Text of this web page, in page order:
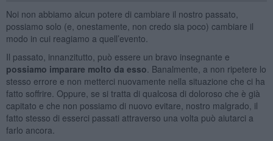
Noi non abbiamo alcun potere di cambiare il nostro passato,
possiamo solo (e, onestamente, non credo sia poco) cambiare il
modo in cui reagiamo a quell’evento.
Il passato, innanzitutto, può essere un bravo insegnante e
possiamo imparare molto da esso . Banalmente, a non ripetere lo
stesso errore e non metterci nuovamente nella situazione che ci ha
fatto soffrire. Oppure, se si tratta di qualcosa di doloroso che è già
capitato e che non possiamo di nuovo evitare, nostro malgrado, il
fatto stesso di esserci passati attraverso una volta può aiutarci a
farlo ancora.